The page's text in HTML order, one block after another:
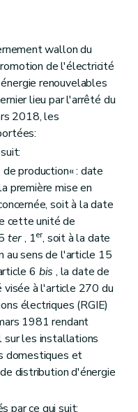
wallon du
de l'électricité
renouvelables
lieu par l'arrêté du
2018, les
production« : date
première mise en
soit à la date
cette unité de
ter, 1er, soit à la date
au sens de l'article 15
6 bis , la date de
à l'article 270 du
électriques (RGIE)
1981 rendant
les installations
domestiques et
distribution d'énergie
par ce qui suit: